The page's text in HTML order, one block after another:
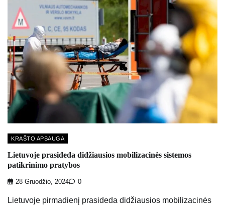
KRAŠTO APSAUGA
Lietuvoje prasideda didžiausios mobilizacinės sistemos
patikrinimo pratybos
28 Gruodžio, 2024 0
Lietuvoje pirmadienį prasideda didžiausios mobilizacinės